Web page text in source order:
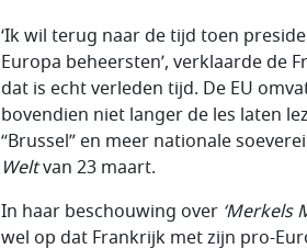
‘Ik wil terug naar de tijd toen
Europa beheersten’, verklaarde de
dat is echt verleden tijd. De EU
bovendien niet langer de les laten
“Brussel” en meer nationale
Weltvan 23 maart.
In haar beschouwing over ‘Merkels
wel op dat Frankrijk met zijn pro-